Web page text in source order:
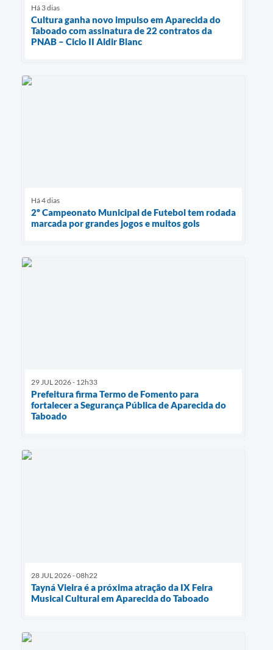
Há 3 dias
Cultura ganha novo impulso em Aparecida do
Taboado com assinatura de 22 contratos da
PNAB – Ciclo II Aldir Blanc
Há 4 dias
2º Campeonato Municipal de Futebol tem rodada
marcada por grandes jogos e muitos gols
29 JUL 2026 - 12h33
Prefeitura firma Termo de Fomento para
fortalecer a Segurança Pública de Aparecida do
Taboado
28 JUL 2026 - 08h22
Tayná Vieira é a próxima atração da IX Feira
Musical Cultural em Aparecida do Taboado